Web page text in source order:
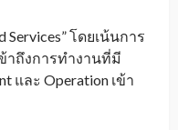
Services” โดยเน้นการ
าถึงการทำงานที่มี
และ Operation เข้า